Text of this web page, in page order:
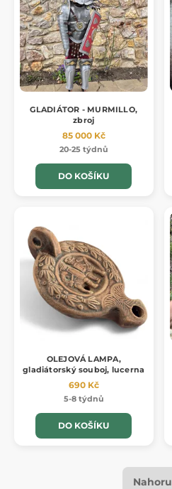
GLADIÁTOR - MURMILLO,
zbroj
85 000 Kč
20-25 týdnů
DO KOŠÍKU
OLEJOVÁ LAMPA,
gladiátorský souboj, lucerna
690 Kč
5-8 týdnů
DO KOŠÍKU
Nahoru